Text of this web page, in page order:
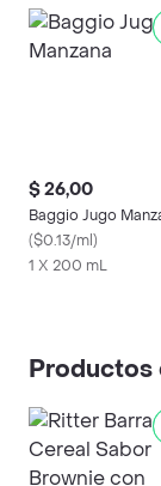
$ 26,00
Baggio Jugo
($0.13/ml)
1 X 200 mL
Productos